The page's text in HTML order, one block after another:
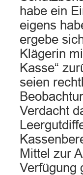
habe ein
eigens
ergebe
Klägerin
Kasse“
seien
Verdacht
Mittel zur
Verfügung